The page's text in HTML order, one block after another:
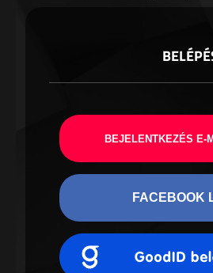
BEJELENTKEZÉS E-
FACEBOOK